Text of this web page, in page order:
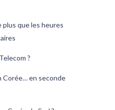
plus que les heures
?
Corée… en seconde